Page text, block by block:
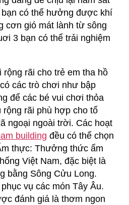
có thể hưởng được khí
cơn gió mát lành từ sông
3 bạn có thể trải nghiệm
rãi cho trẻ em tha hồ
các trò chơi như bập
để các bé vui chơi thỏa
rãi phù hợp cho tổ
ngoại ngoài trời. Các hoạt
building đều có thể chọn
thực: Thưởng thức ẩm
Việt Nam, đặc biệt là
bằng Sông Cửu Long.
vụ các món Tây Âu.
đánh giá là thơm ngon